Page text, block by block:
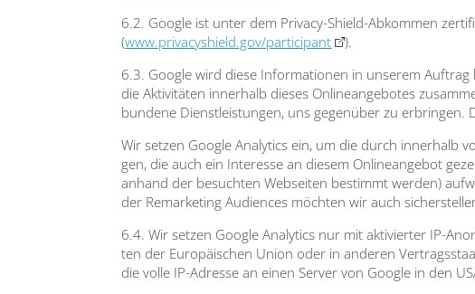
6.2. Goog­le ist unter dem Pri­va­cy-Shield-Abkom­men
(www.privacyshield.gov/participant
).
6.3. Goog­le wird die­se Infor­ma­tio­nen in unse­rem
die Akti­vi­tä­ten inner­halb die­ses Online­an­ge­bo­tes
bun­de­ne Dienst­leis­tun­gen, uns gegen­über zu
Wir set­zen Goog­le Ana­ly­tics ein, um die durch inner­halb
gen, die auch ein Inter­es­se an die­sem Online­an­ge­bot
anhand der besuch­ten Web­sei­ten bestimmt wer­den)
der Remar­ke­ting Audi­en­ces möch­ten wir auch
6.4. Wir set­zen Goog­le Ana­ly­tics nur mit akti­vier­ter IP-
ten der Euro­päi­schen Uni­on oder in ande­ren
die vol­le IP-Adres­se an einen Ser­ver von Goog­le in den